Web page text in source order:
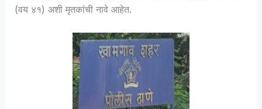
(वय ४१) अशी मृतकांची नावे आहेत.